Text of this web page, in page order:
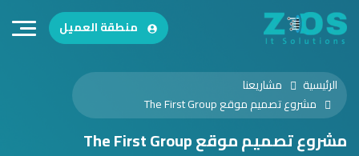
منطقة العميل
الرئيسية
مشاريعنا
مشروع تصميم موقع The First Group
مشروع تصميم موقع The First Group